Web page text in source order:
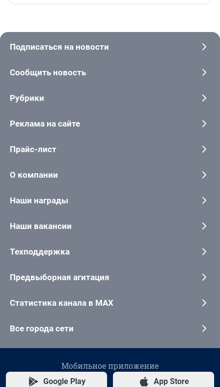
Подписаться на новости
Сообщить новость
Рубрики
Реклама на сайте
Прайс-лист
О компании
Наши награды
Наши вакансии
Техподдержка
Предвыборная агитация
Статистика канала в MAX
Все города сети
Мобильное приложение
Google Play App Store